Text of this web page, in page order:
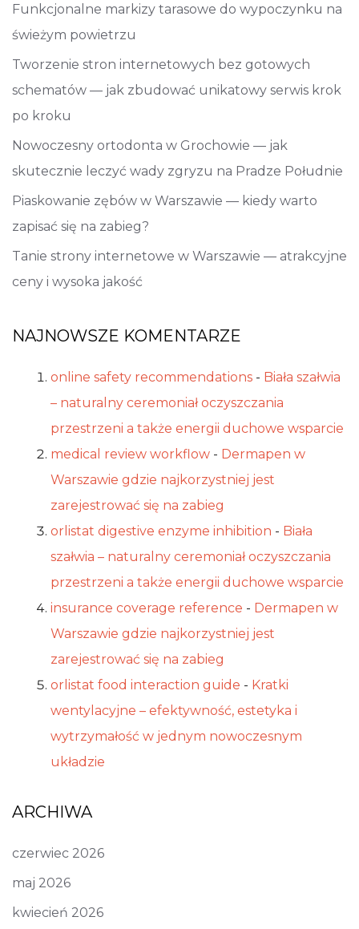
Funkcjonalne markizy tarasowe do wypoczynku na
świeżym powietrzu
Tworzenie stron internetowych bez gotowych
schematów — jak zbudować unikatowy serwis krok
po kroku
Nowoczesny ortodonta w Grochowie — jak
skutecznie leczyć wady zgryzu na Pradze Południe
Piaskowanie zębów w Warszawie — kiedy warto
zapisać się na zabieg?
Tanie strony internetowe w Warszawie — atrakcyjne
ceny i wysoka jakość
NAJNOWSZE KOMENTARZE
online safety recommendations - Biała szałwia
– naturalny ceremoniał oczyszczania
przestrzeni a także energii duchowe wsparcie
medical review workflow - Dermapen w
Warszawie gdzie najkorzystniej jest
zarejestrować się na zabieg
orlistat digestive enzyme inhibition - Biała
szałwia – naturalny ceremoniał oczyszczania
przestrzeni a także energii duchowe wsparcie
insurance coverage reference - Dermapen w
Warszawie gdzie najkorzystniej jest
zarejestrować się na zabieg
orlistat food interaction guide - Kratki
wentylacyjne – efektywność, estetyka i
wytrzymałość w jednym nowoczesnym
układzie
ARCHIWA
czerwiec 2026
maj 2026
kwiecień 2026